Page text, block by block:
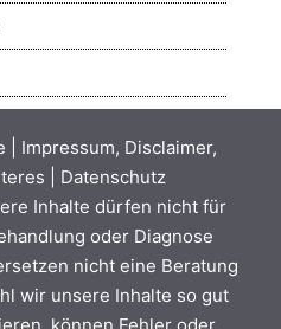
Impressum, Disclaimer,
Datenschutz
Inhalte dürfen nicht für
oder Diagnose
nicht eine Beratung
wir unsere Inhalte so gut